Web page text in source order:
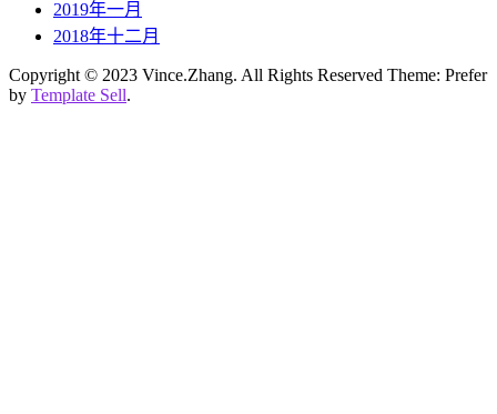
2019年一月
2018年十二月
Copyright © 2023 Vince.Zhang. All Rights Reserved Theme: Prefer
by Template Sell.